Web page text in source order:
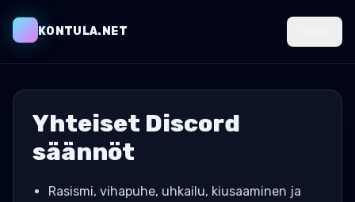
KONTULA.NET
Yhteiset Discord
säännöt
Rasismi, vihapuhe, uhkailu, kiusaaminen ja